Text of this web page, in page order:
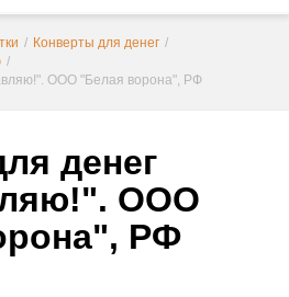
/ Конверты для денег /
/
ООО "Белая ворона", РФ
денег
ООО
РФ